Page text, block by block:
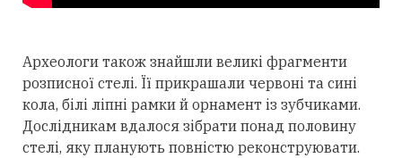
Археологи також знайшли великі фрагменти
розписної стелі. Її прикрашали червоні та сині
кола, білі ліпні рамки й орнамент із зубчиками.
Дослідникам вдалося зібрати понад половину
стелі, яку планують повністю реконструювати.